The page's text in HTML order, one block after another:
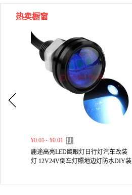
热卖橱窗
¥0.01~ ¥0.01
鹿途高亮LED鹰眼灯日行灯汽车改装
灯 12V24V倒车灯照地边灯防水DIY装